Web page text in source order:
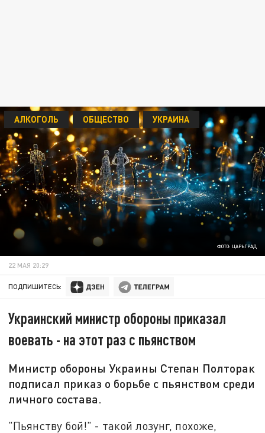
ФОТО: ЦАРЬГРАД
АЛКОГОЛЬ ОБЩЕСТВО УКРАИНА
22 МАЯ 20:29
ПОДПИШИТЕСЬ:
Украинский министр обороны приказал
воевать - на этот раз с пьянством
Министр обороны Украины Степан Полторак
подписал приказ о борьбе с пьянством среди
личного состава.
"Пьянству бой!" - такой лозунг, похоже,